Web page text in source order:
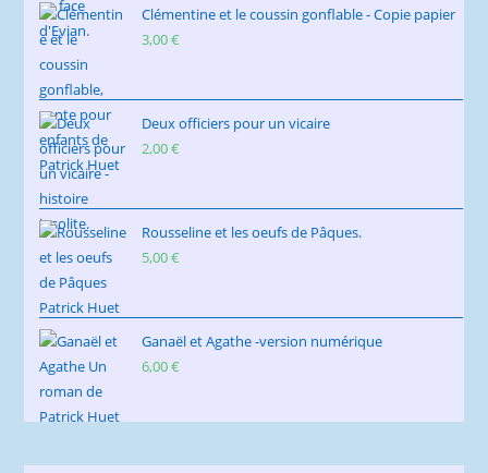
Clémentine et le coussin gonflable - Copie papier
3,00€
Deux officiers pour un vicaire
2,00€
Rousseline et les oeufs de Pâques.
5,00€
Ganaël et Agathe -version numérique
6,00€